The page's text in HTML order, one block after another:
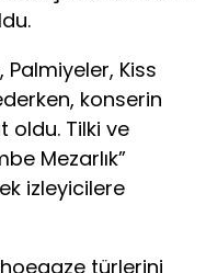
Palmiyeler, Kiss
konserin
oldu. Tilki ve
Mezarlık”
izleyicilere
türlerini